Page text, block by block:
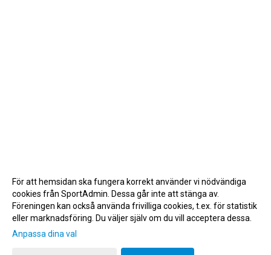
Gå till Webbversion
För att hemsidan ska fungera korrekt använder vi nödvändiga
cookies från SportAdmin. Dessa går inte att stänga av.
Föreningen kan också använda frivilliga cookies, t.ex. för statistik
eller marknadsföring. Du väljer själv om du vill acceptera dessa.
Anpassa dina val